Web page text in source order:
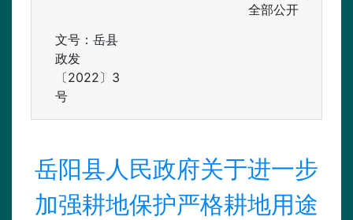
全部公开
文号：岳县
政发
〔2022〕3
号
岳阳县人民政府关于进一步
加强耕地保护严格耕地用途